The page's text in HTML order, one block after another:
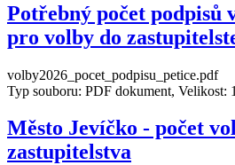
Potřebný počet podpisů
pro volby do
volby2026_pocet_podpisu_petice.pdf
Typ souboru: PDF dokument, Velikost:
Město Jevíčko - počet
zastupitelstva